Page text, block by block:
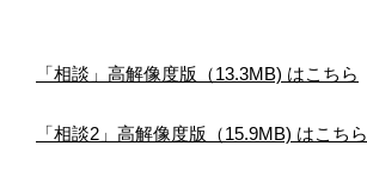
「相談」高解像度版（13.3MB) はこちら
「相談2」高解像度版（15.9MB) はこちら